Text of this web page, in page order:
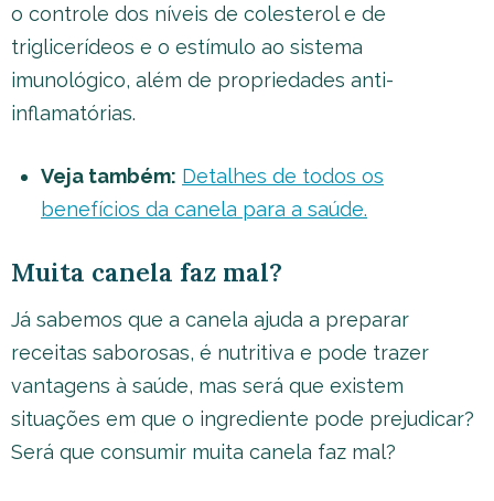
o controle dos níveis de colesterol e de
triglicerídeos e o estímulo ao sistema
imunológico, além de propriedades anti-
inflamatórias.
Veja também: Detalhes de todos os
benefícios da canela para a saúde.
Muita canela faz mal?
Já sabemos que a canela ajuda a preparar
receitas saborosas, é nutritiva e pode trazer
vantagens à saúde, mas será que existem
situações em que o ingrediente pode prejudicar?
Será que consumir muita canela faz mal?